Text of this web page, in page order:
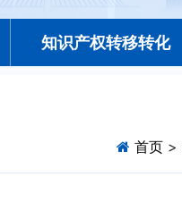
知识产权转移转化
首页 >